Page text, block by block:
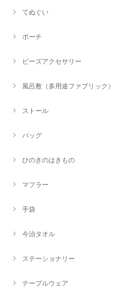
てぬぐい
ポーチ
ビーズアクセサリー
風呂敷（多用途ファブリック）
ストール
バッグ
ひのきのはきもの
マフラー
手袋
今治タオル
ステーショナリー
テーブルウェア